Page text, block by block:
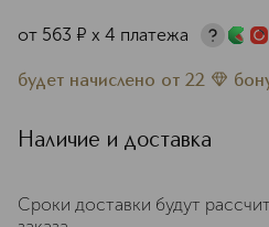
от 563 ¤ х 4 платежа
будет начислено от 22
Наличие и доставка
Сроки доставки будут